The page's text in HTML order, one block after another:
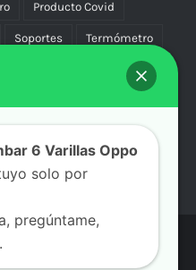
Producto Covid
Soportes Termómetro
6 Varillas Oppo
solo por
pregúntame,